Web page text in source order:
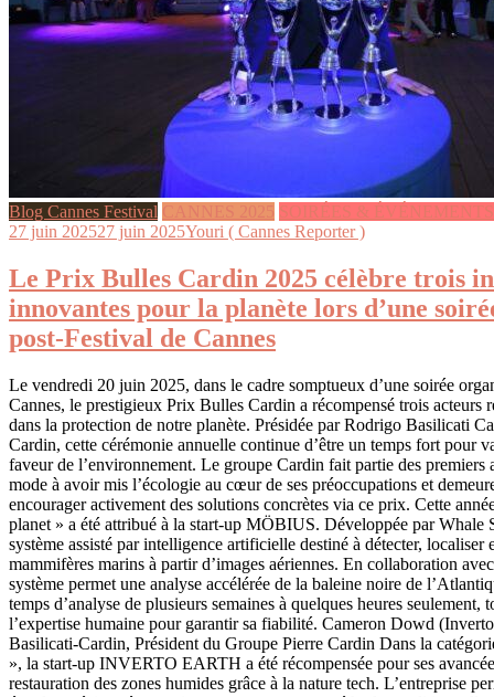
Blog Cannes Festival CANNES 2025 SOIRÉES & ÉVÉNEMENTS
27 juin 202527 juin 2025Youri ( Cannes Reporter )
Le Prix Bulles Cardin 2025 célèbre trois
innovantes pour la planète lors d’une
post-Festival de Cannes
Le vendredi 20 juin 2025, dans le cadre somptueux d’une soirée
Cannes, le prestigieux Prix Bulles Cardin a récompensé trois acteurs
dans la protection de notre planète. Présidée par Rodrigo Basilicati
Cardin, cette cérémonie annuelle continue d’être un temps fort pour
faveur de l’environnement. Le groupe Cardin fait partie des premiers
mode à avoir mis l’écologie au cœur de ses préoccupations et
encourager activement des solutions concrètes via ce prix. Cette
planet » a été attribué à la start-up MÖBIUS. Développée par Whale
système assisté par intelligence artificielle destiné à détecter, localiser
mammifères marins à partir d’images aériennes. En collaboration
système permet une analyse accélérée de la baleine noire de
temps d’analyse de plusieurs semaines à quelques heures seulement,
l’expertise humaine pour garantir sa fiabilité. Cameron Dowd
Basilicati-Cardin, Président du Groupe Pierre Cardin Dans la
», la start-up INVERTO EARTH a été récompensée pour ses
restauration des zones humides grâce à la nature tech. L’entreprise